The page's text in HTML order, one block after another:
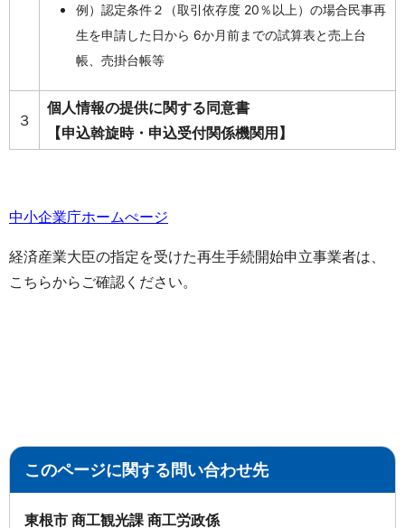
例）認定条件２（取引依存度 20％以上）の場合民事再
生を申請した日から 6か月前までの試算表と売上台
帳、売掛台帳等
３
個人情報の提供に関する同意書
【申込斡旋時・申込受付関係機関用】
中小企業庁ホームぺージ
経済産業大臣の指定を受けた再生手続開始申立事業者は、
こちらからご確認ください。
このページに関する問い合わせ先
東根市 商工観光課 商工労政係